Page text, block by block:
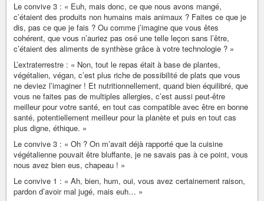
Le convive 3 : « Euh, mais donc, ce que nous avons mangé,
c’étaient des produits non humains mais animaux ? Faites ce que je
dis, pas ce que je fais ? Ou comme j’imagine que vous êtes
cohérent, que vous n’auriez pas osé une telle leçon sans l’être,
c’étaient des aliments de synthèse grâce à votre technologie ? »
L’extraterrestre : « Non, tout le repas était à base de plantes,
végétalien, végan, c’est plus riche de possibilité de plats que vous
ne deviez l’imaginer ! Et nutritionnellement, quand bien équilibré, que
vous ne faites pas de multiples allergies, c’est aussi peut-être
meilleur pour votre santé, en tout cas compatible avec être en bonne
santé, potentiellement meilleur pour la planète et puis en tout cas
plus digne, éthique. »
Le convive 3 : « Oh ? On m’avait déjà rapporté que la cuisine
végétalienne pouvait être bluffante, je ne savais pas à ce point, vous
nous avez bien eus, chapeau ! »
Le convive 1 : « Ah, bien, hum, oui, vous avez certainement raison,
pardon d’avoir mal jugé, mais euh… »